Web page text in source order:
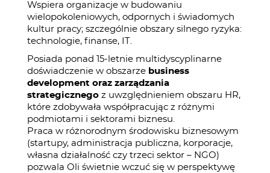
Wspiera organizacje w budowaniu
wielopokoleniowych, odpornych i świadomych
kultur pracy; szczególnie obszary silnego ryzyka:
technologie, finanse, IT.
Posiada ponad 15-letnie multidyscyplinarne
doświadczenie w obszarze business
development oraz zarządzania
strategicznego z uwzględnieniem obszaru HR,
które zdobywała współpracując z różnymi
podmiotami i sektorami biznesu.
Praca w różnorodnym środowisku biznesowym
(startupy, administracja publiczna, korporacje,
własna działalność czy trzeci sektor – NGO)
pozwala Oli świetnie wczuć się w perspektywę